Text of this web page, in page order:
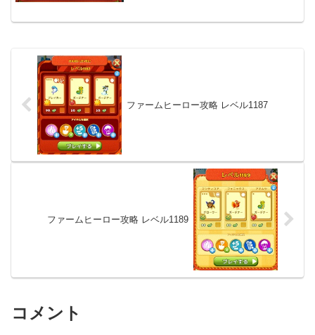
ファームヒーロー攻略 レベル1187
ファームヒーロー攻略 レベル1189
コメント